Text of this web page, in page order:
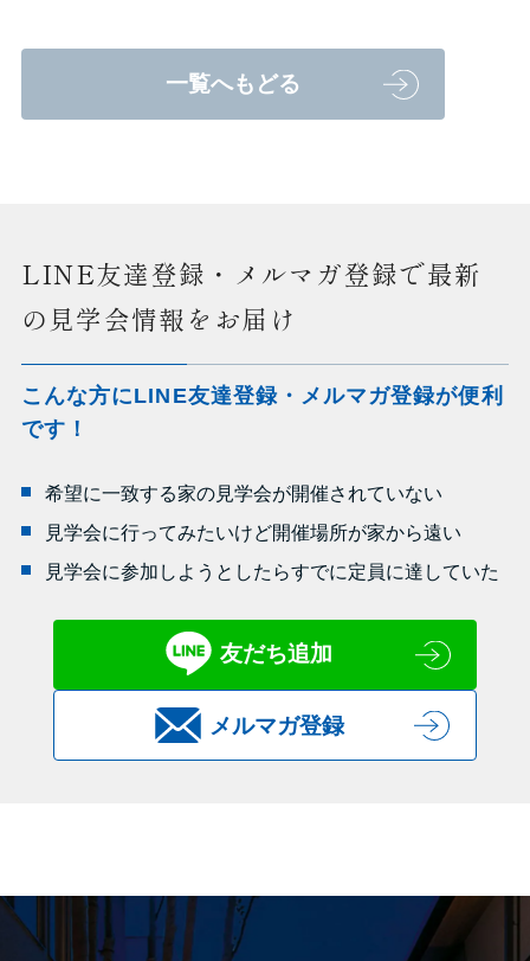
一覧へもどる
LINE友達登録・メルマガ登録で最新
の見学会情報をお届け
こんな方にLINE友達登録・メルマガ登録が便利
です！
希望に一致する家の見学会が開催されていない
見学会に行ってみたいけど開催場所が家から遠い
見学会に参加しようとしたらすでに定員に達していた
友だち追加
メルマガ登録